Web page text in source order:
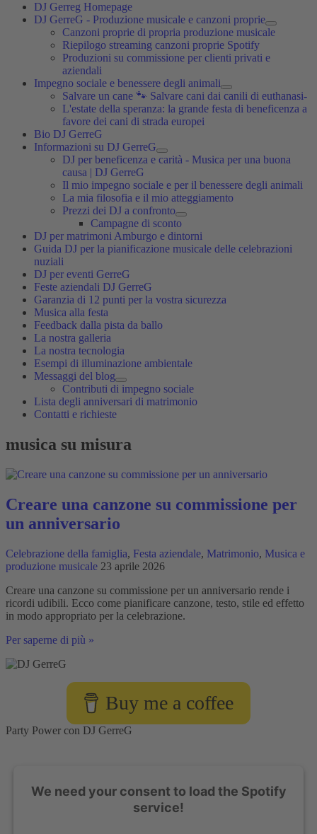
DJ Gerreg Homepage
DJ GerreG - Produzione musicale e canzoni proprie
Canzoni proprie di propria produzione musicale
Riepilogo streaming canzoni proprie Spotify
Produzioni su commissione per clienti privati e
aziendali
Impegno sociale e benessere degli animali
Salvare un cane 🐾 Salvare cani dai canili di euthanasi-
L'estate della speranza: la grande festa di beneficenza a
favore dei cani di strada europei
Bio DJ GerreG
Informazioni su DJ GerreG
DJ per beneficenza e carità - Musica per una buona
causa | DJ GerreG
Il mio impegno sociale e per il benessere degli animali
La mia filosofia e il mio atteggiamento
Prezzi dei DJ a confronto
Campagne di sconto
DJ per matrimoni Amburgo e dintorni
Guida DJ per la pianificazione musicale delle celebrazioni
nuziali
DJ per eventi GerreG
Feste aziendali DJ GerreG
Garanzia di 12 punti per la vostra sicurezza
Musica alla festa
Feedback dalla pista da ballo
La nostra galleria
La nostra tecnologia
Esempi di illuminazione ambientale
Messaggi del blog
Contributi di impegno sociale
Lista degli anniversari di matrimonio
Contatti e richieste
musica su misura
Creare una canzone su commissione per
un anniversario
Celebrazione della famiglia, Festa aziendale, Matrimonio, Musica e
produzione musicale 23 aprile 2026
Creare una canzone su commissione per un anniversario rende i
ricordi udibili. Ecco come pianificare canzone, testo, stile ed effetto
in modo appropriato per la celebrazione.
Creare
canzone
anniversario
Per saperne di più »
Buy me a coffee
Party Power con DJ GerreG
We need your consent to load the Spotify
service!